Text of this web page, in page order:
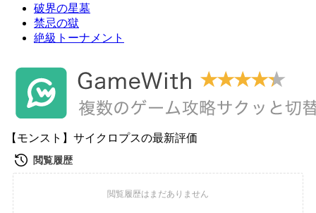
破界の星墓
禁忌の獄
絶級トーナメント
【モンスト】サイクロプスの最新評価